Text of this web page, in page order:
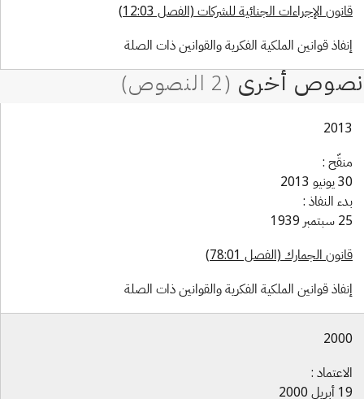
الإجراءات الجنائية للشركات (الفصل 12:03)
قوانين الملكية الفكرية والقوانين ذات الصلة
:
النفاذ :
الجمارك (الفصل 78:01)
قوانين الملكية الفكرية والقوانين ذات الصلة
: